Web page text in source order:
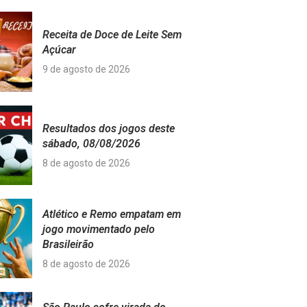
Receita de Doce de Leite Sem
Açúcar
9 de agosto de 2026
Resultados dos jogos deste
sábado, 08/08/2026
8 de agosto de 2026
Atlético e Remo empatam em
jogo movimentado pelo
Brasileirão
8 de agosto de 2026